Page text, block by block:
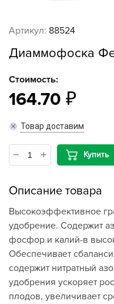
Артикул: 88524
Диаммофоска
Стоимость:
164.70
Товар доставим
Купить
Описание товара
Высокоэффективное
удобрение. Содержит
фосфор и калий-в
Обеспечивает
содержит нитратный
удобрения ускоряет
плодов, увеличивает